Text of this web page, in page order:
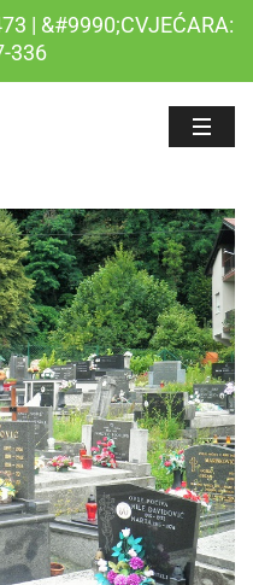
| &#9990;CVJEĆARA:
336